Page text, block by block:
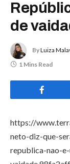
de
ByLuiza
1 Mins Read
https://
neto-diz-que-
republica-nao-